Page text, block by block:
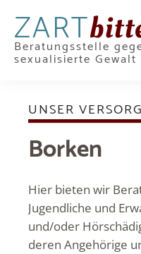
ZART
Beratungsstelle
sexualisierte Gewalt
UNSER
Borken
Hier bieten wir
Jugendliche und
und/oder
deren Angehörige